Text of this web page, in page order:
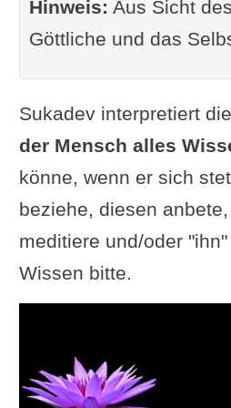
Hinweis: Aus Sicht
Göttliche und das
Sukadev interpretiert
der Mensch alles
könne, wenn er sich
beziehe, diesen
meditiere und/oder
Wissen bitte.